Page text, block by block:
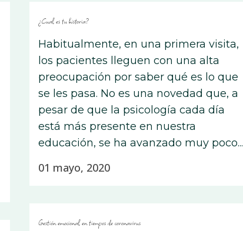
¿Cual es tu historia?
Habitualmente, en una primera visita,
los pacientes lleguen con una alta
preocupación por saber qué es lo que
se les pasa. No es una novedad que, a
pesar de que la psicología cada día
está más presente en nuestra
educación, se ha avanzado muy poco...
01 mayo, 2020
Gestión emocional en tiempos de coronavirus